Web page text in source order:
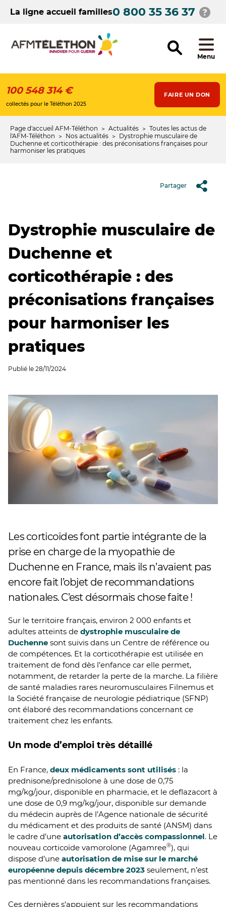
contenuLa ligne accueil familles0 800 35 36 37
Menu
100 548 314 €
collectés pour le Téléthon 2025
FAIRE UN DON
Fil
d'Ariane
Page d'accueil AFM-Téléthon Actualités
Toutes les actus de
l'AFM-Téléthon
Nos actualités
Dystrophie musculaire de
Duchenne et corticothérapie : des préconisations françaises pour
harmoniser les pratiques
Partager
Dystrophie musculaire de
Duchenne et
corticothérapie : des
préconisations françaises
pour harmoniser les
pratiques
Publié le 28/11/2024
Les corticoïdes font partie intégrante de la
prise en charge de la myopathie de
Duchenne en France, mais ils n’avaient pas
encore fait l’objet de recommandations
nationales. C’est désormais chose faite !
Sur le territoire français, environ 2 000 enfants et
adultes atteints de dystrophie musculaire de
Duchenne sont suivis dans un Centre de référence ou
de compétences. Et la corticothérapie est utilisée en
traitement de fond dès l’enfance car elle permet,
notamment, de retarder la perte de la marche. La filière
de santé maladies rares neuromusculaires Filnemus et
la Société française de neurologie pédiatrique (SFNP)
ont élaboré des recommandations concernant ce
traitement chez les enfants.
Un mode d’emploi très détaillé
En France, deux médicaments sont utilisés : la
prednisone/prednisolone à une dose de 0,75
mg/kg/jour, disponible en pharmacie, et le deflazacort à
une dose de 0,9 mg/kg/jour, disponible sur demande
du médecin auprès de l’Agence nationale de sécurité
du médicament et des produits de santé (ANSM) dans
le cadre d’une autorisation d’accès compassionnel. Le
nouveau corticoïde vamorolone (Agamree®), qui
dispose d’une autorisation de mise sur le marché
européenne depuis décembre 2023 seulement, n’est
pas mentionné dans les recommandations françaises.
Ces dernières s’appuient sur les recommandations